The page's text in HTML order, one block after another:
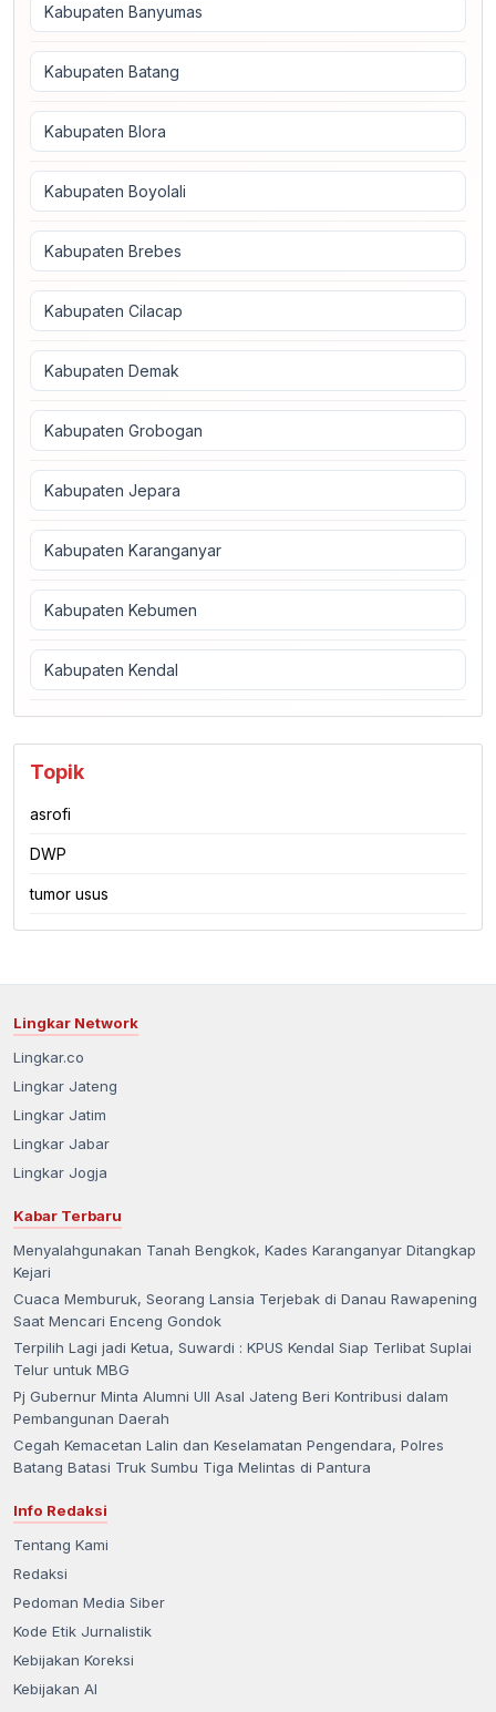
Kabupaten Banyumas
Kabupaten Batang
Kabupaten Blora
Kabupaten Boyolali
Kabupaten Brebes
Kabupaten Cilacap
Kabupaten Demak
Kabupaten Grobogan
Kabupaten Jepara
Kabupaten Karanganyar
Kabupaten Kebumen
Kabupaten Kendal
Topik
asrofi
DWP
tumor usus
Lingkar Network
Lingkar.co
Lingkar Jateng
Lingkar Jatim
Lingkar Jabar
Lingkar Jogja
Kabar Terbaru
Menyalahgunakan Tanah Bengkok, Kades Karanganyar Ditangkap
Kejari
Cuaca Memburuk, Seorang Lansia Terjebak di Danau Rawapening
Saat Mencari Enceng Gondok
Terpilih Lagi jadi Ketua, Suwardi : KPUS Kendal Siap Terlibat Suplai
Telur untuk MBG
Pj Gubernur Minta Alumni UII Asal Jateng Beri Kontribusi dalam
Pembangunan Daerah
Cegah Kemacetan Lalin dan Keselamatan Pengendara, Polres
Batang Batasi Truk Sumbu Tiga Melintas di Pantura
Info Redaksi
Tentang Kami
Redaksi
Pedoman Media Siber
Kode Etik Jurnalistik
Kebijakan Koreksi
Kebijakan AI